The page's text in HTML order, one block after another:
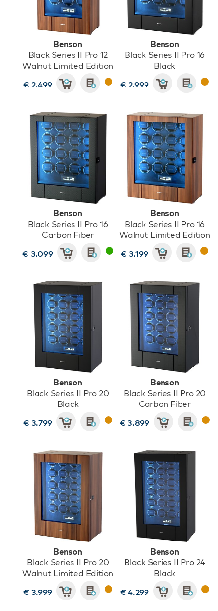
Benson
Black Series II Pro 12
Walnut Limited Edition
€ 2.499
Benson
Black Series II Pro 16
Black
€ 2.999
Benson
Black Series II Pro 16
Carbon Fiber
€ 3.099
Benson
Black Series II Pro 16
Walnut Limited Edition
€ 3.199
Benson
Black Series II Pro 20
Black
€ 3.799
Benson
Black Series II Pro 20
Carbon Fiber
€ 3.899
Benson
Black Series II Pro 20
Walnut Limited Edition
€ 3.999
Benson
Black Series II Pro 24
Black
€ 4.299